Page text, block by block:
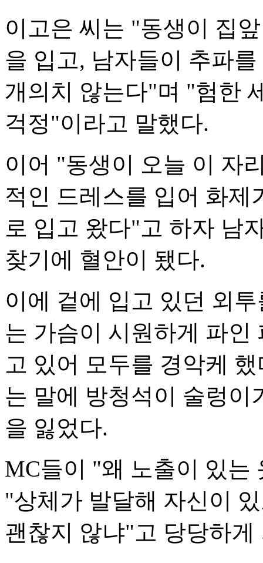
이고은 씨는 "동생이 집
을 입고, 남자들이 추파
개의치 않는다"며 "험한
걱정"이라고 말했다.
이어 "동생이 오늘 이 자
적인 드레스를 입어 화제
로 입고 왔다"고 하자 남
찾기에 혈안이 됐다.
이에 겉에 입고 있던 외
는 가슴이 시원하게 파인
고 있어 모두를 경악케
는 말에 방청석이 술렁이
을 잃었다.
MC들이 "왜 노출이 있는
"상체가 발달해 자신이
괜찮지 않냐"고 당당하게